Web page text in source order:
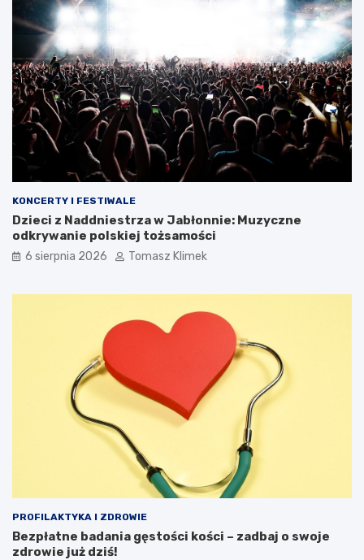
KONCERTY I FESTIWALE
Dzieci z Naddniestrza w Jabłonnie: Muzyczne
odkrywanie polskiej tożsamości
6 sierpnia 2026 Tomasz Klimek
PROFILAKTYKA I ZDROWIE
Bezpłatne badania gęstości kości – zadbaj o swoje
zdrowie już dziś!